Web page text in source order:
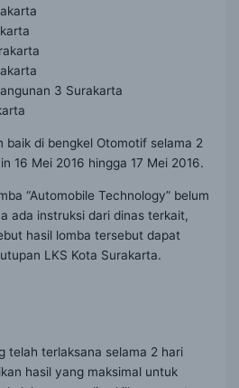
3 Surakarta
baik di bengkel Otomotif selama 2
16 Mei 2016 hingga 17 Mei 2016.
“Automobile Technology” belum
ada instruksi dari dinas terkait,
hasil lomba tersebut dapat
LKS Kota Surakarta.
telah terlaksana selama 2 hari
hasil yang maksimal untuk